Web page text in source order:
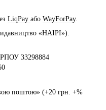
LiqPay або WayForPay.
«НАІРІ»).
33298884
поштою» (+20 грн. +%